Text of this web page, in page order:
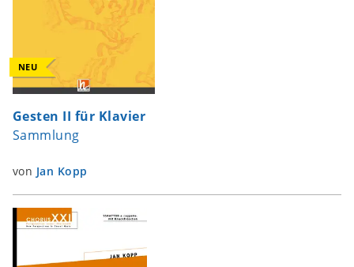
NEU
Gesten II für Klavier
Sammlung
von Jan Kopp